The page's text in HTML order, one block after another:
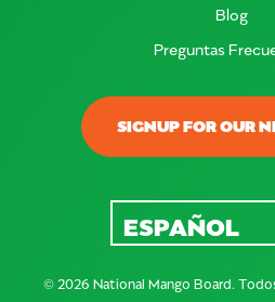
SIGNUP FOR OUR
Blog
Preguntas
© 2026 National Mango Board.
ESPAÑOL